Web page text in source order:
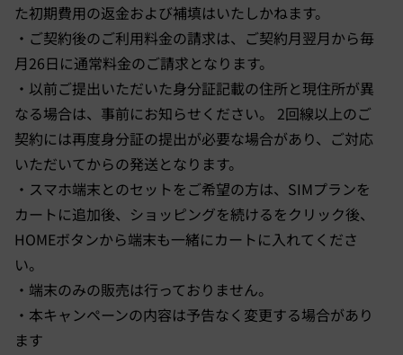
た初期費用の返金および補填はいたしかねます。
・ご契約後のご利用料金の請求は、ご契約月翌月から毎
月26日に通常料金のご請求となります。
・以前ご提出いただいた身分証記載の住所と現住所が異
なる場合は、事前にお知らせください。 2回線以上のご
契約には再度身分証の提出が必要な場合があり、ご対応
いただいてからの発送となります。
・スマホ端末とのセットをご希望の方は、SIMプランを
カートに追加後、ショッピングを続けるをクリック後、
HOMEボタンから端末も一緒にカートに入れてくださ
い。
・端末のみの販売は行っておりません。
・本キャンペーンの内容は予告なく変更する場合があり
ます